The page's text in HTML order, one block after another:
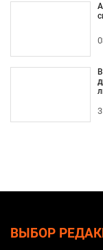
ВЫБОР